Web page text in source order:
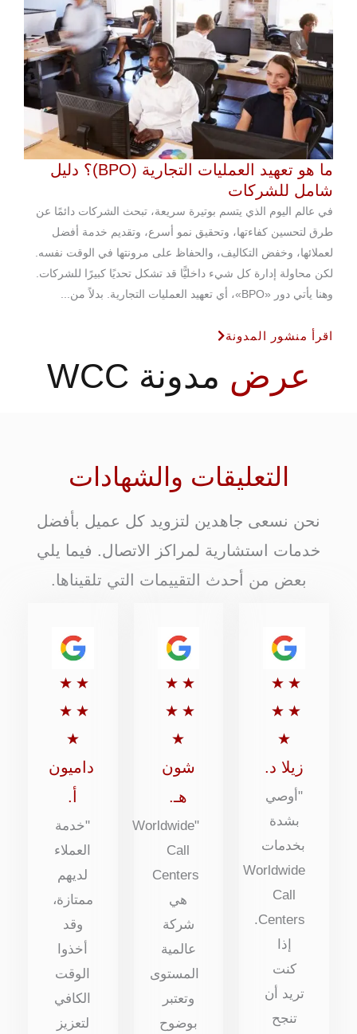
ما هو تعهيد العمليات التجارية (BPO)؟ دليل
شامل للشركات
في عالم اليوم الذي يتسم بوتيرة سريعة، تبحث الشركات دائمًا عن
طرق لتحسين كفاءتها، وتحقيق نمو أسرع، وتقديم خدمة أفضل
لعملائها، وخفض التكاليف، والحفاظ على مرونتها في الوقت نفسه.
لكن محاولة إدارة كل شيء داخليًّا قد تشكل تحديًا كبيرًا للشركات.
وهنا يأتي دور «BPO»، أي تعهيد العمليات التجارية. بدلاً من...
اقرأ منشور المدونة
عرض مدونة WCC
التعليقات والشهادات
نحن نسعى جاهدين لتزويد كل عميل بأفضل
خدمات استشارية لمراكز الاتصال. فيما يلي
بعض من أحدث التقييمات التي تلقيناها.
★
★
★
★
★
تقييم
5
من
5
زيلا د.
"أوصي
بشدة
بخدمات
Worldwide
Call
Centers.
إذا
كنت
تريد أن
تنجح
★
★
★
★
★
تقييم
5
من
5
شون
هـ.
"Worldwide
Call
Centers
هي
شركة
عالمية
المستوى
وتعتبر
بوضوح
★
★
★
★
★
تقييم
5
5
داميون
أ.
"خدمة
العملاء
لديهم
ممتازة،
وقد
أخذوا
الوقت
الكافي
لتعزيز